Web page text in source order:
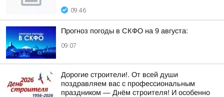
09:46
Прогноз погоды в СКФО на 9 августа:
09:07
Дорогие строители!. От всей души
поздравляем вас с профессиональным
праздником — Днём строителя! И особенно